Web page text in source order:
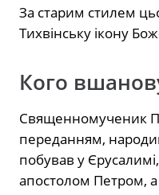
За старим стилем
Тихвінську ікону
Кого
Священномученик
переданням,
побував у
апостолом Петром,